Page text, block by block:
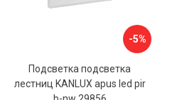
-5%
Подсветка подсветка
лестниц KANLUX apus led pir